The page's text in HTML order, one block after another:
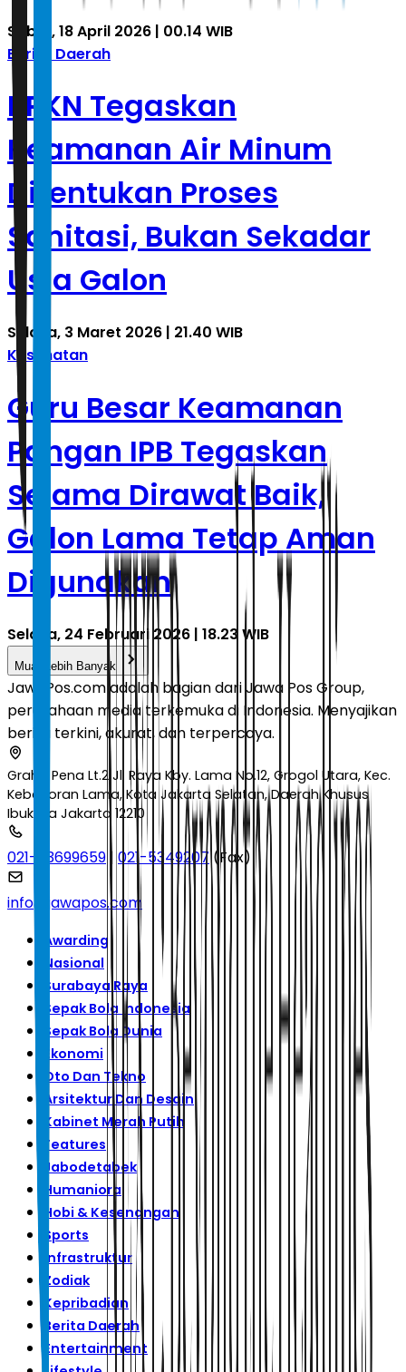
Sabtu, 18 April 2026 | 00.14 WIB
Berita Daerah
BPKN Tegaskan
Keamanan Air Minum
Ditentukan Proses
Sanitasi, Bukan Sekadar
Usia Galon
Selasa, 3 Maret 2026 | 21.40 WIB
Kesehatan
Guru Besar Keamanan
Pangan IPB Tegaskan
Selama Dirawat Baik,
Galon Lama Tetap Aman
Digunakan
Selasa, 24 Februari 2026 | 18.23 WIB
Muat Lebih Banyak
JawaPos.com adalah bagian dari Jawa Pos Group,
perusahaan media terkemuka di Indonesia. Menyajikan
berita terkini, akurat, dan terpercaya.
Graha Pena Lt.2 Jl. Raya Kby. Lama No.12, Grogol Utara, Kec.
Kebayoran Lama, Kota Jakarta Selatan, Daerah Khusus
Ibukota Jakarta 12210
021-53699659 | 021-5349207(Fax)
info@jawapos.com
Awarding
Nasional
Surabaya Raya
Sepak Bola Indonesia
Sepak Bola Dunia
Ekonomi
Oto Dan Tekno
Arsitektur Dan Desain
Kabinet Merah Putih
Features
Jabodetabek
Humaniora
Hobi & Kesenangan
Sports
Infrastruktur
Zodiak
Kepribadian
Berita Daerah
Entertainment